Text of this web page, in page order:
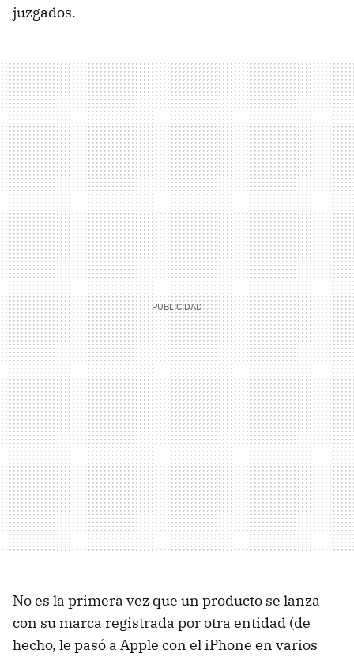
juzgados.
No es la primera vez que un producto se lanza
con su marca registrada por otra entidad (de
hecho, le pasó a Apple con el iPhone en varios